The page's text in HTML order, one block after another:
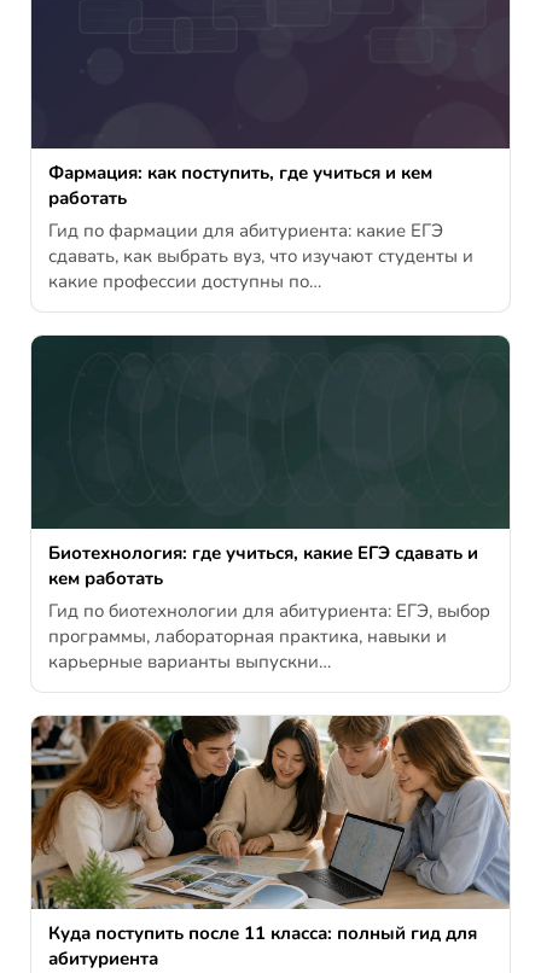
Фармация: как поступить, где учиться и кем
работать
Гид по фармации для абитуриента: какие ЕГЭ
сдавать, как выбрать вуз, что изучают студенты и
какие профессии доступны по…
Биотехнология: где учиться, какие ЕГЭ сдавать и
кем работать
Гид по биотехнологии для абитуриента: ЕГЭ, выбор
программы, лабораторная практика, навыки и
карьерные варианты выпускни…
Куда поступить после 11 класса: полный гид для
абитуриента